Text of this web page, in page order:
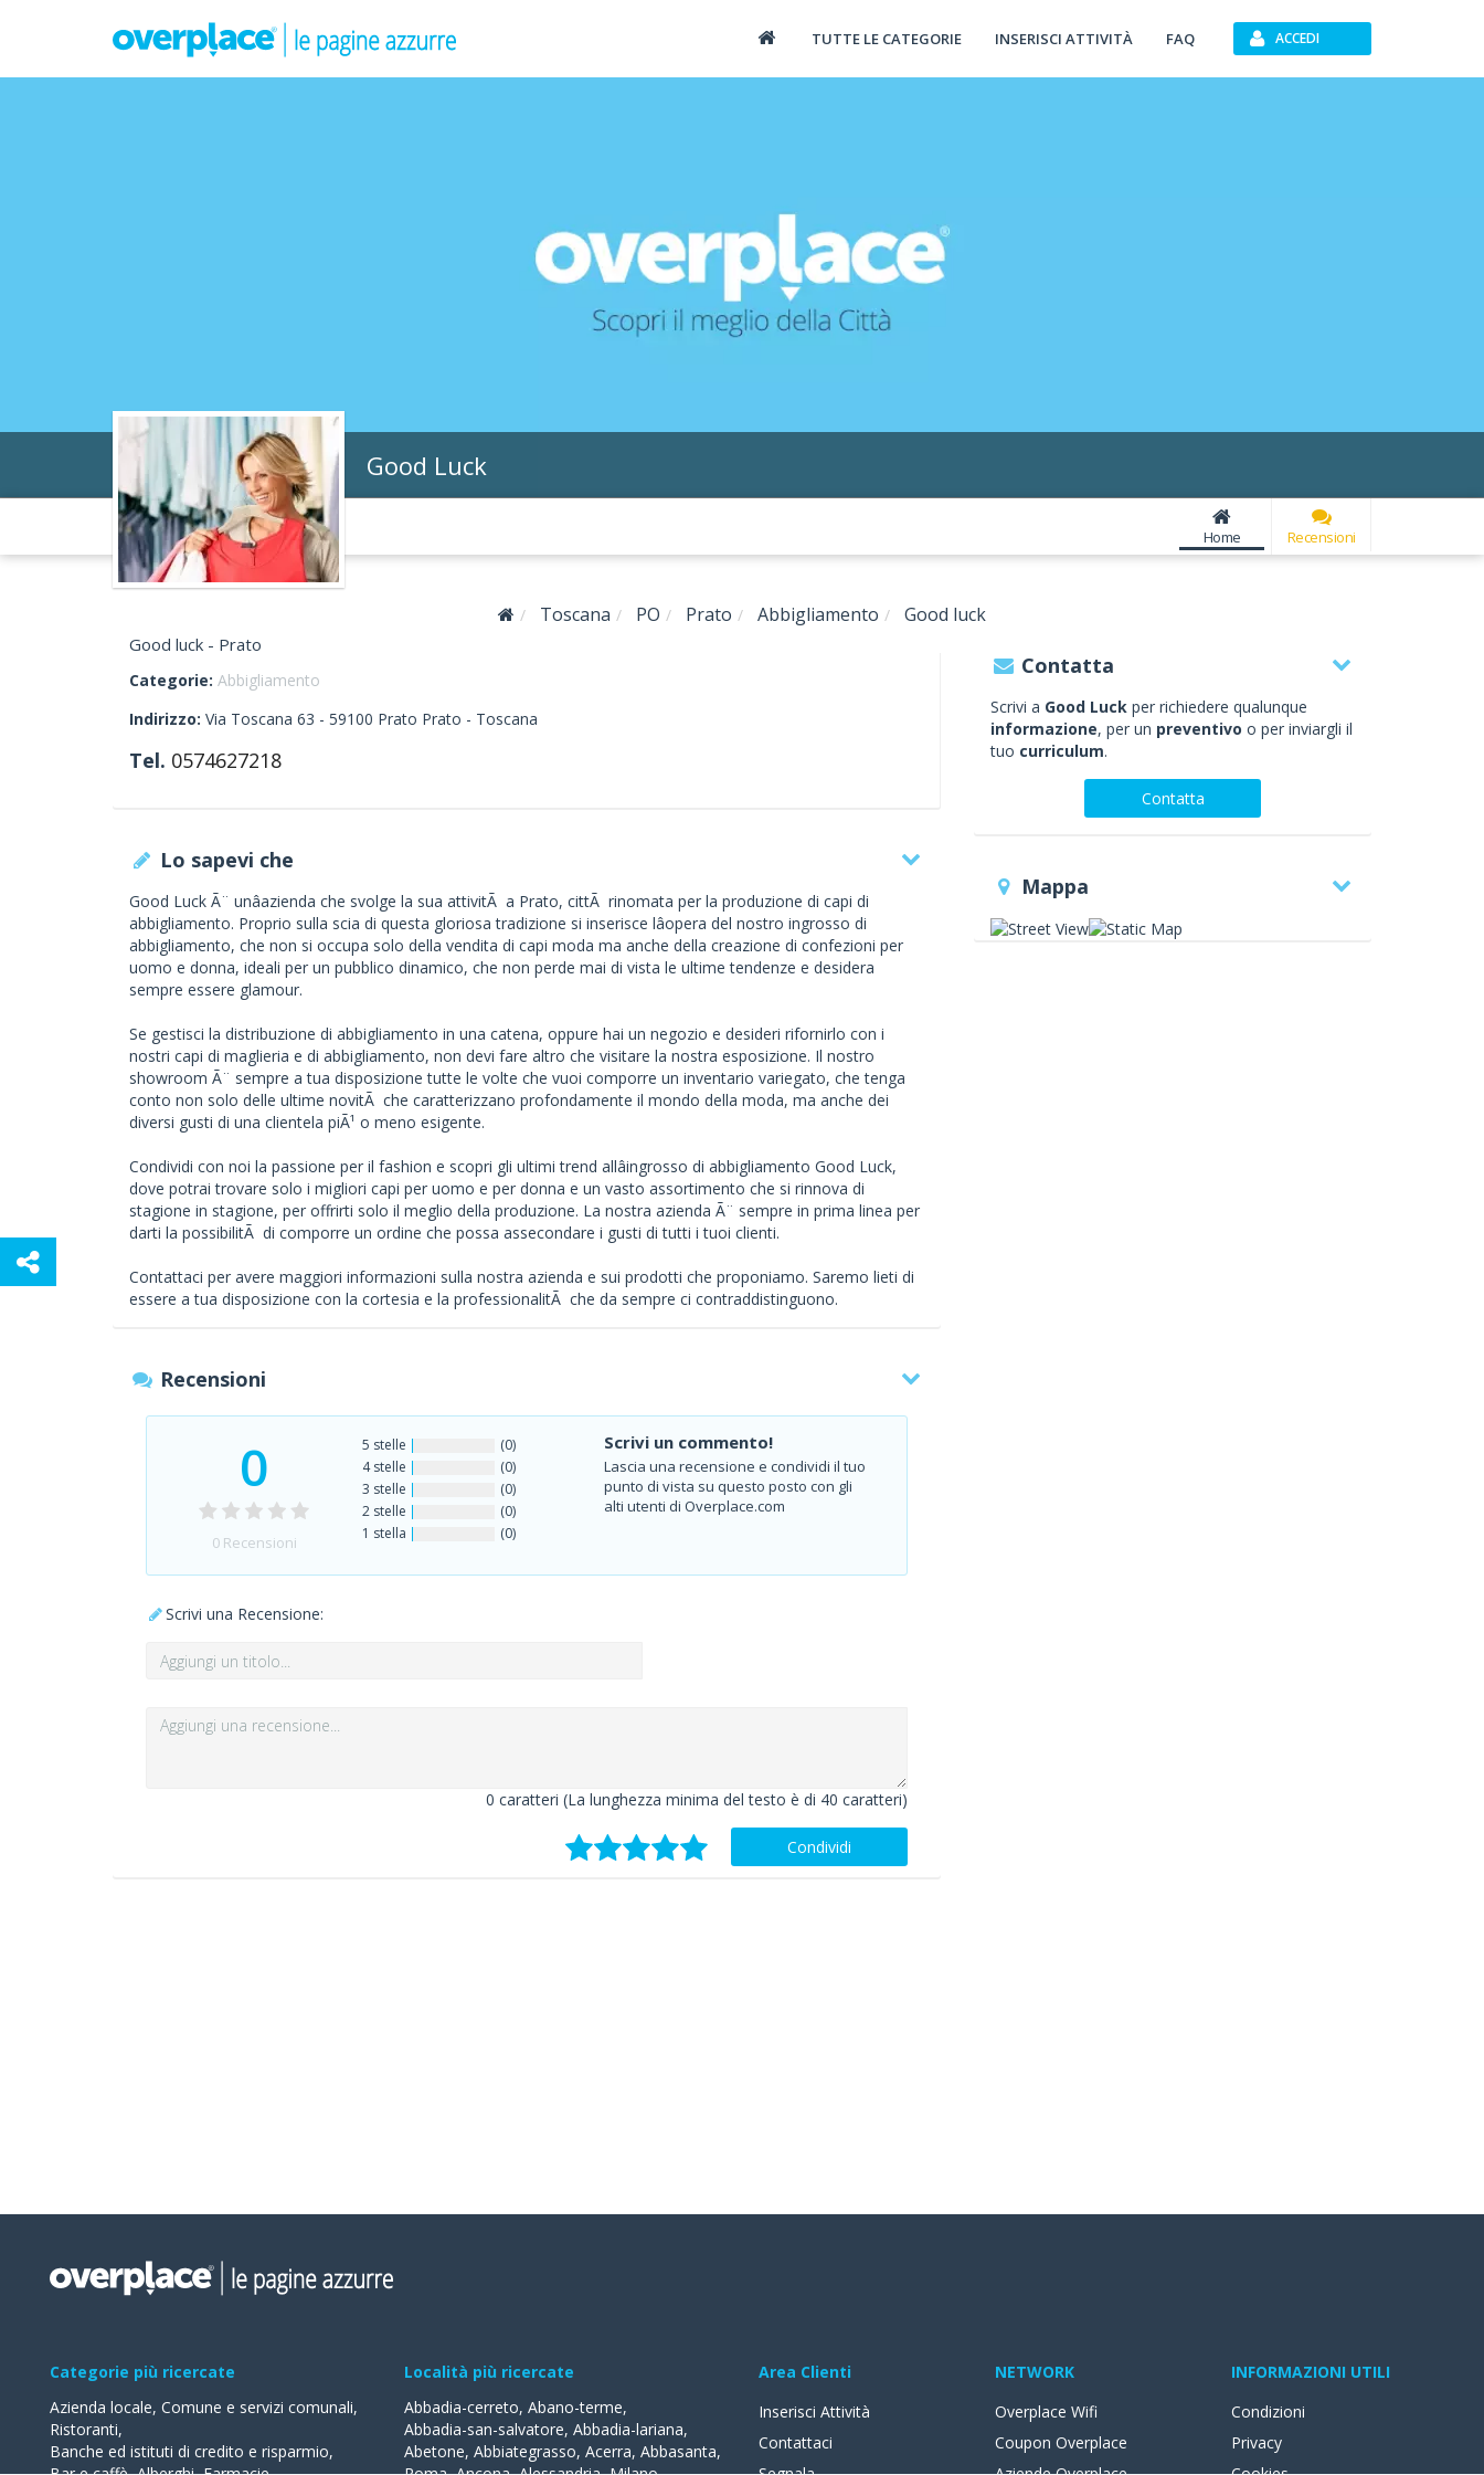
TUTTE LE CATEGORIE INSERISCI ATTIVITÀ FAQ ACCEDI
Good Luck
Home Recensioni
Toscana PO Prato Abbigliamento Good luck
Good luck - Prato
Categorie: Abbigliamento
Indirizzo: Via Toscana 63 - 59100 Prato Prato - Toscana
Tel. 0574627218
Lo sapevi che
Good Luck Ã¨ unâazienda che svolge la sua attivitÃ a Prato, cittÃ rinomata per la produzione di capi di
abbigliamento. Proprio sulla scia di questa gloriosa tradizione si inserisce lâopera del nostro ingrosso di
abbigliamento, che non si occupa solo della vendita di capi moda ma anche della creazione di confezioni per
uomo e donna, ideali per un pubblico dinamico, che non perde mai di vista le ultime tendenze e desidera
sempre essere glamour.
Se gestisci la distribuzione di abbigliamento in una catena, oppure hai un negozio e desideri rifornirlo con i
nostri capi di maglieria e di abbigliamento, non devi fare altro che visitare la nostra esposizione. Il nostro
showroom Ã¨ sempre a tua disposizione tutte le volte che vuoi comporre un inventario variegato, che tenga
conto non solo delle ultime novitÃ che caratterizzano profondamente il mondo della moda, ma anche dei
diversi gusti di una clientela piÃ¹ o meno esigente.
Condividi con noi la passione per il fashion e scopri gli ultimi trend allâingrosso di abbigliamento Good Luck,
dove potrai trovare solo i migliori capi per uomo e per donna e un vasto assortimento che si rinnova di
stagione in stagione, per offrirti solo il meglio della produzione. La nostra azienda Ã¨ sempre in prima linea per
darti la possibilitÃ di comporre un ordine che possa assecondare i gusti di tutti i tuoi clienti.
Contattaci per avere maggiori informazioni sulla nostra azienda e sui prodotti che proponiamo. Saremo lieti di
essere a tua disposizione con la cortesia e la professionalitÃ che da sempre ci contraddistinguono.
Recensioni
0
0Recensioni
5 stelle
(0)
4 stelle
(0)
3 stelle
(0)
2 stelle
(0)
1 stella
(0)
Scrivi un commento!
Lascia una recensione e condividi il tuo
punto di vista su questo posto con gli
alti utenti di Overplace.com
Scrivi una Recensione:
0 caratteri (La lunghezza minima del testo è di 40 caratteri)
Condividi
Contatta
Scrivi a Good Luck per richiedere qualunque
informazione, per un preventivo o per inviargli il
tuo curriculum.
Contatta
Mappa
Categorie più ricercate
Azienda locale, Comune e servizi comunali,
Ristoranti,
Banche ed istituti di credito e risparmio,
Località più ricercate
Abbadia-cerreto, Abano-terme,
Abbadia-san-salvatore, Abbadia-lariana,
Abetone, Abbiategrasso, Acerra, Abbasanta,
Area Clienti
Inserisci Attività
Contattaci
NETWORK
Overplace Wifi
Coupon Overplace
INFORMAZIONI UTILI
Condizioni
Privacy